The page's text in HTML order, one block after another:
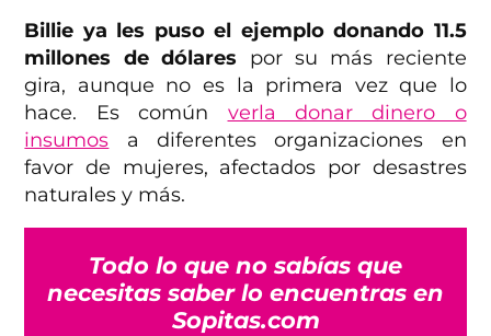
Billie ya les puso el ejemplo donando 11.5
millones de dólares por su más reciente
gira, aunque no es la primera vez que lo
hace. Es común verla donar dinero o
insumos a diferentes organizaciones en
favor de mujeres, afectados por desastres
naturales y más.
Todo lo que no sabías que
necesitas saber lo encuentras en
Sopitas.com